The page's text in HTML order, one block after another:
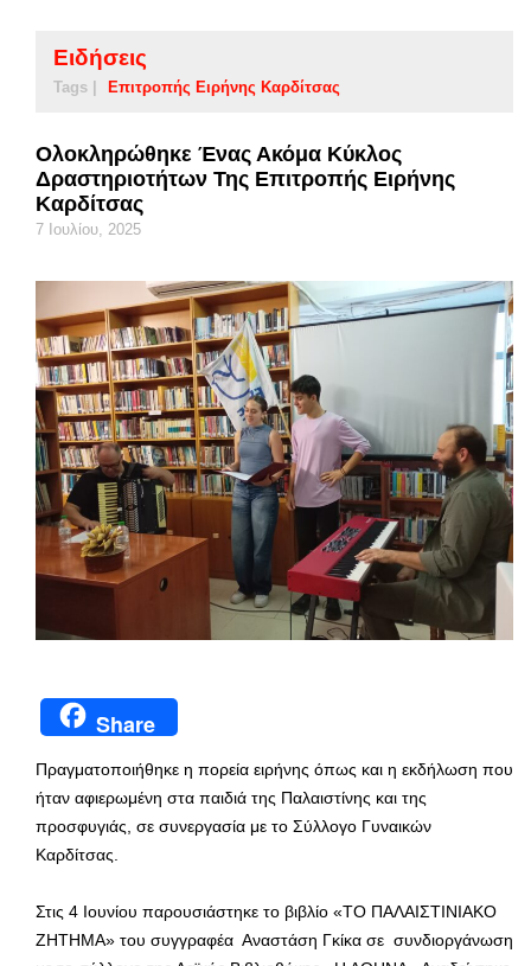
Ειδήσεις
Tags | Επιτροπής Ειρήνης Καρδίτσας
Ολοκληρώθηκε Ένας Ακόμα Κύκλος
Δραστηριοτήτων Της Επιτροπής Ειρήνης
Καρδίτσας
7 Ιουλίου, 2025
Share
Πραγματοποιήθηκε η πορεία ειρήνης όπως και η εκδήλωση που
ήταν αφιερωμένη στα παιδιά της Παλαιστίνης και της
προσφυγιάς, σε συνεργασία με το Σύλλογο Γυναικών
Καρδίτσας.
Στις 4 Ιουνίου παρουσιάστηκε το βιβλίο «ΤΟ ΠΑΛΑΙΣΤΙΝΙΑΚΟ
ΖΗΤΗΜΑ» του συγγραφέα Αναστάση Γκίκα σε συνδιοργάνωση